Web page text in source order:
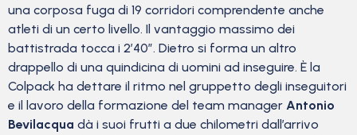
una corposa fuga di 19 corridori comprendente anche
atleti di un certo livello. Il vantaggio massimo dei
battistrada tocca i 2’40”. Dietro si forma un altro
drappello di una quindicina di uomini ad inseguire. È la
Colpack ha dettare il ritmo nel gruppetto degli inseguitori
e il lavoro della formazione del team manager Antonio
Bevilacqua dà i suoi frutti a due chilometri dall’arrivo